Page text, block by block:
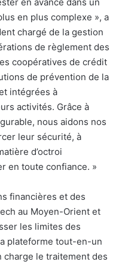
en avance dans un
en plus complexe », a
chargé de la gestion
de règlement des
coopératives de crédit
de prévention de la
intégrées à
activités. Grâce à
nous aidons nos
leur sécurité, à
d’octroi
en toute confiance. »
financières et des
au Moyen-Orient et
les limites des
plateforme tout-en-un
le traitement des